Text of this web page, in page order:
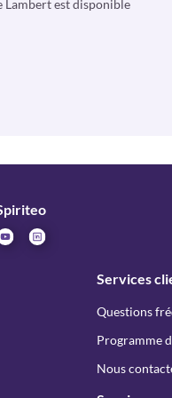
Lambert est disponible
Services
Questions
Programme
Nous